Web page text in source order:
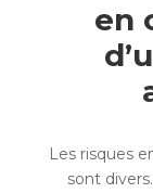
en
Les risques
sont